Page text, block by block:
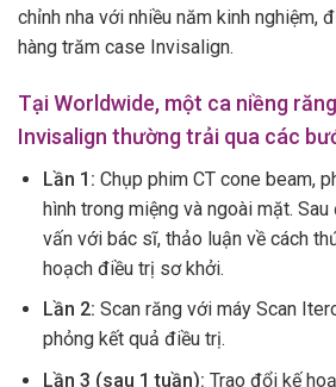
chỉnh nha với nhiều năm kinh nghiệm,
hàng trăm case Invisalign.
Tại Worldwide, một ca niềng
Invisalign thường trải qua các
Lần 1: Chụp phim CT cone beam,
hình trong miệng và ngoài mặt.
vấn với bác sĩ, thảo luận về cách
hoạch điều trị sơ khởi.
Lần 2: Scan răng với máy Scan
phỏng kết quả điều trị.
Lần 3 (sau 1 tuần): Trao đổi kế